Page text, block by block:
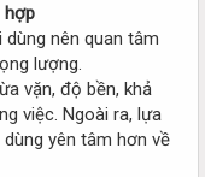
hợp
nên quan tâm
lượng.
vặn, độ bền, khả
việc. Ngoài ra, lựa
yên tâm hơn về